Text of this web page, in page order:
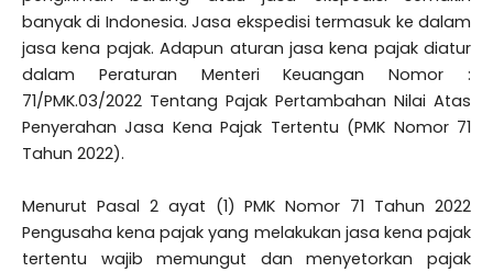
banyak di Indonesia. Jasa ekspedisi termasuk ke dalam
jasa kena pajak. Adapun aturan jasa kena pajak diatur
dalam Peraturan Menteri Keuangan Nomor :
71/PMK.03/2022 Tentang Pajak Pertambahan Nilai Atas
Penyerahan Jasa Kena Pajak Tertentu (PMK Nomor 71
Tahun 2022).
Menurut Pasal 2 ayat (1) PMK Nomor 71 Tahun 2022
Pengusaha kena pajak yang melakukan jasa kena pajak
tertentu wajib memungut dan menyetorkan pajak